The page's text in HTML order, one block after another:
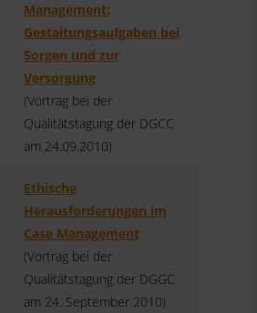
Management:
Gestaltungsaufgaben bei
Sorgen und zur
Versorgung
(Vortrag bei der
Qualitätstagung der DGCC
am 24.09.2010)
Ethische
Herausforderungen im
Case Management
(Vortrag bei der
Qualitätstagung der DGGC
am 24. September 2010)